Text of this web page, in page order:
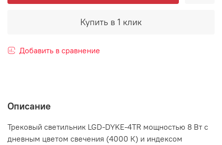
Купить в 1 клик
Добавить в сравнение
Описание
Трековый светильник LGD-DYKE-4TR мощностью 8 Вт с
дневным цветом свечения (4000 К) и индексом